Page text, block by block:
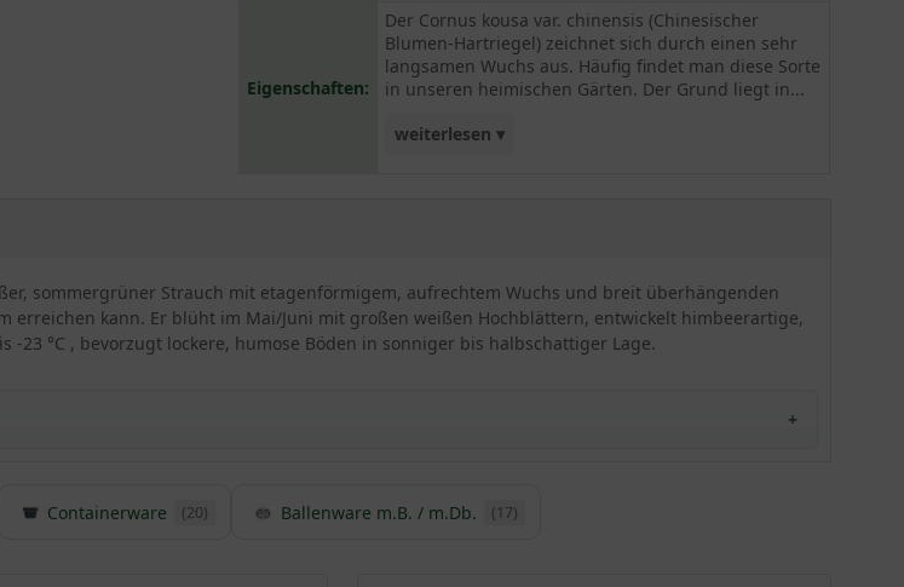
Eigenschaften:
Der Cornus kousa var. chinensis (Chinesischer
Blumen-Hartriegel) zeichnet sich durch einen sehr
langsamen Wuchs aus. Häufig findet man diese Sorte
in unseren heimischen Gärten. Der Grund liegt in...
weiterlesen ▾
sommergrüner Strauch mit etagenförmigem, aufrechtem Wuchs und breit überhängenden
erreichen kann. Er blüht im Mai/Juni mit großen weißen Hochblättern, entwickelt himbeerartige,
°C , bevorzugt lockere, humose Böden in sonniger bis halbschattiger Lage.
kousa var. Chinensis
Containerware (20) Ballenware m.B. / m.Db. (17)